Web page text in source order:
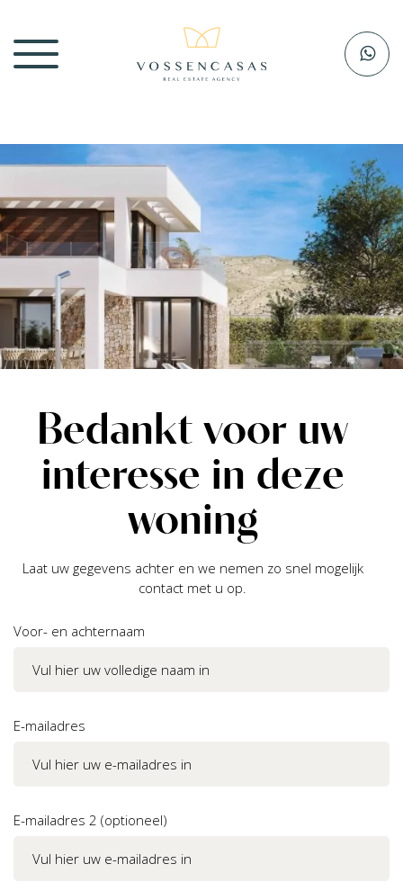
Bedankt voor uw
interesse in deze
woning
Laat uw gegevens achter en we nemen zo snel mogelijk
contact met u op.
Voor- en achternaam
E-mailadres
E-mailadres 2 (optioneel)